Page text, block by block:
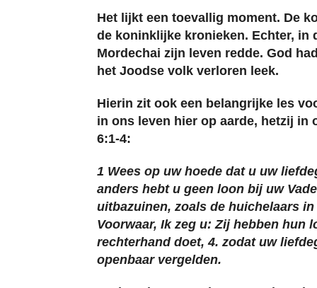
Het lijkt een toevallig moment. De
de koninklijke kronieken. Echter, in
Mordechai zijn leven redde. God
het Joodse volk verloren leek.
Hierin zit ook een belangrijke les
in ons leven hier op aarde, hetzij in
6:1-4:
1 Wees op uw hoede dat u uw
anders hebt u geen loon bij uw
uitbazuinen, zoals de huichelaars
Voorwaar, Ik zeg u: Zij hebben hun
rechterhand doet, 4. zodat uw
openbaar vergelden.